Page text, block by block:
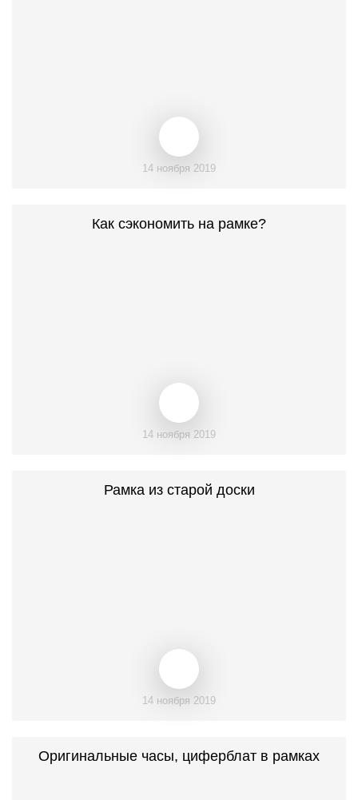
14 ноября 2019
Как сэкономить на рамке?
14 ноября 2019
Рамка из старой доски
14 ноября 2019
Оригинальные часы, циферблат в рамках